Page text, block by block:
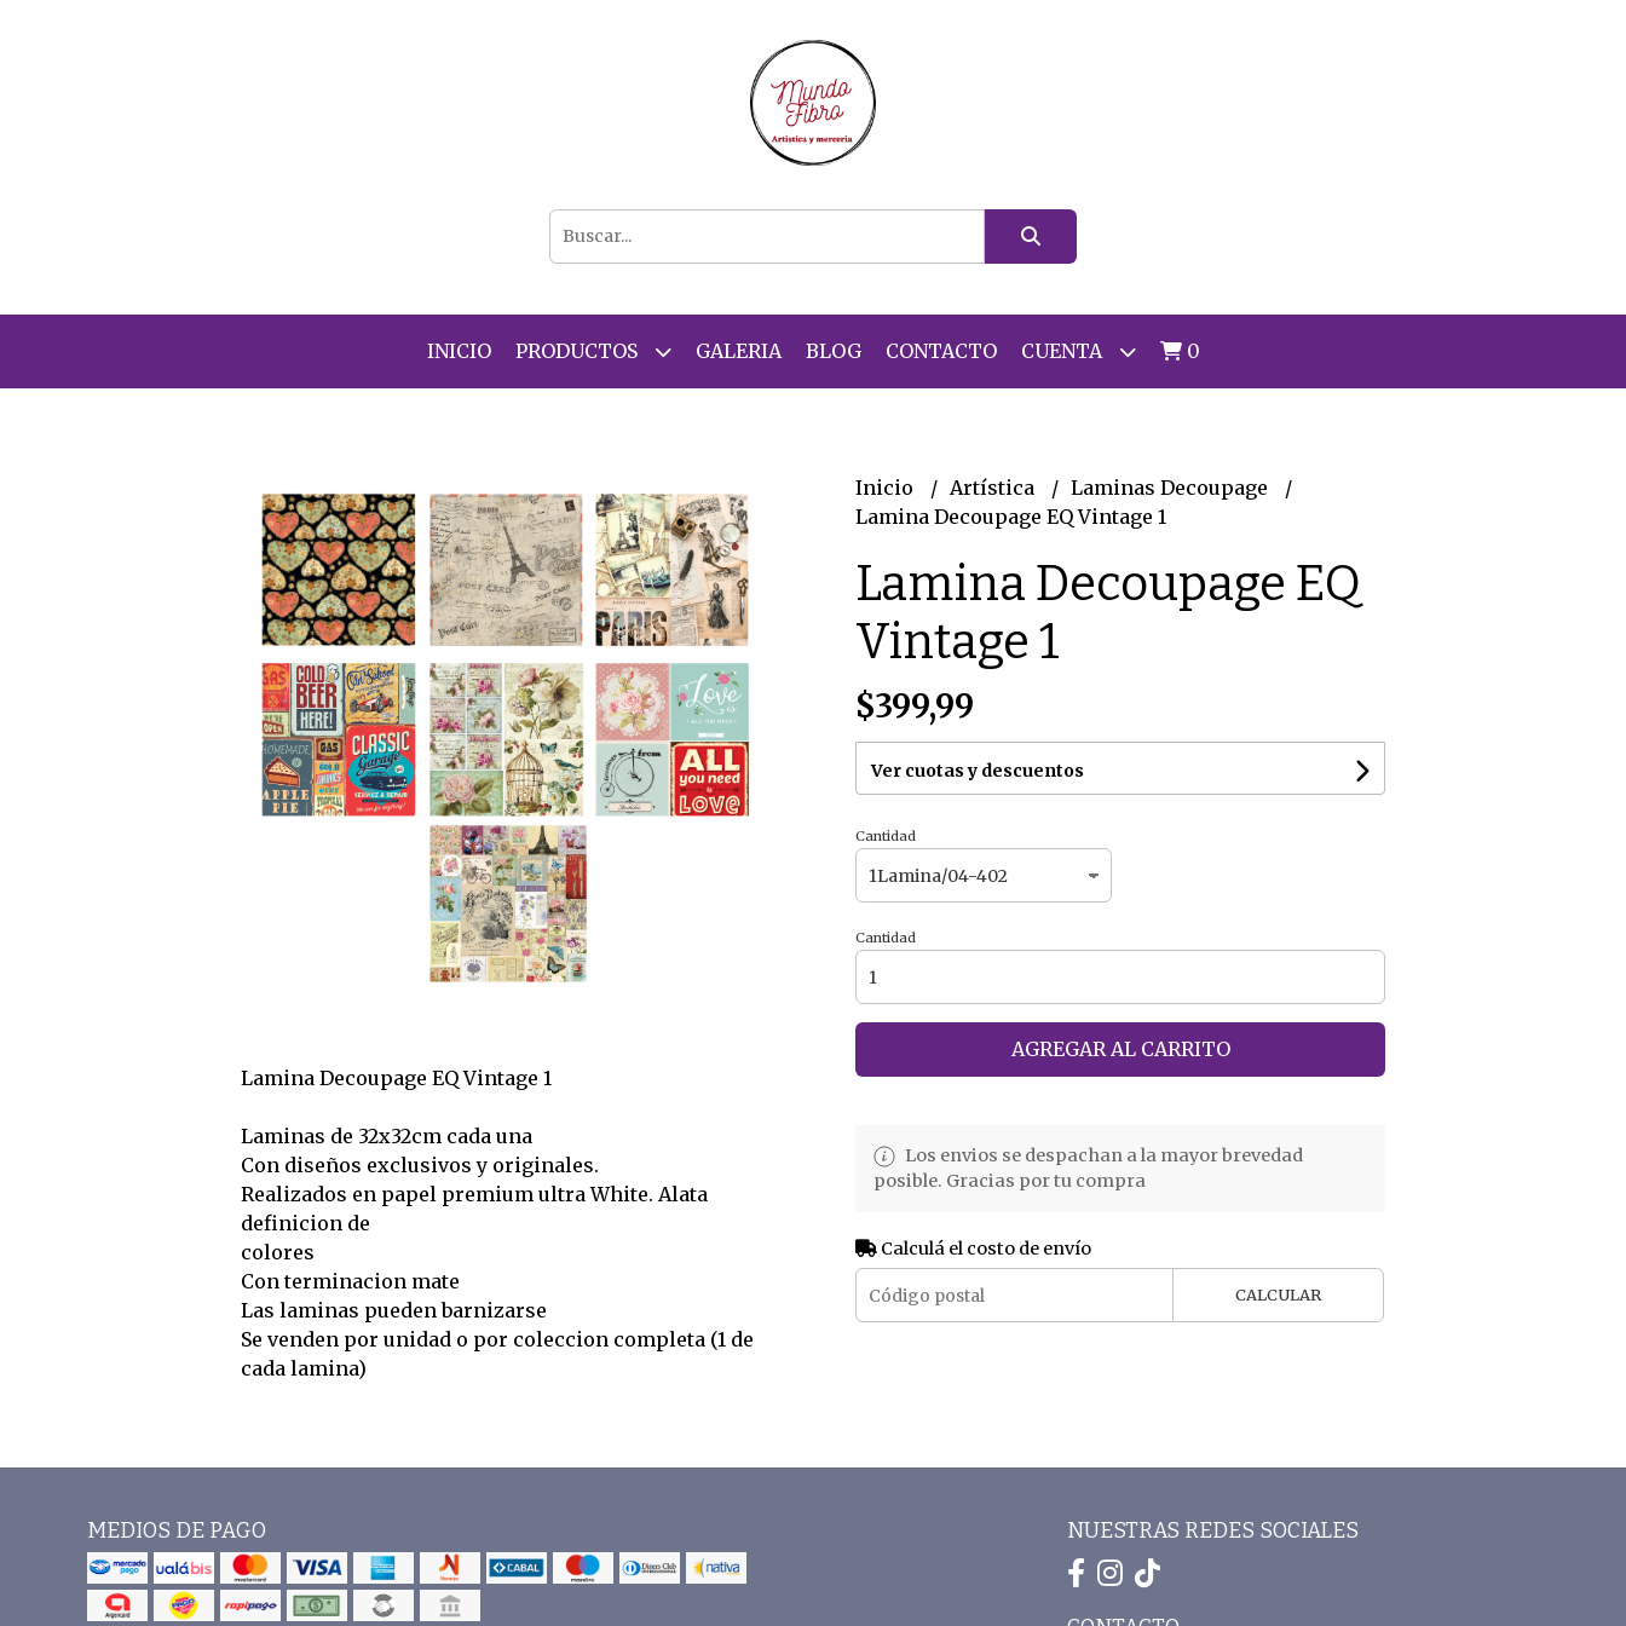
INICIO PRODUCTOS GALERIA BLOG CONTACTO CUENTA 0
Lamina Decoupage EQ Vintage 1
Laminas de 32x32cm cada una
Con diseños exclusivos y originales.
Realizados en papel premium ultra White. Alata
definicion de
colores
Con terminacion mate
Las laminas pueden barnizarse
Se venden por unidad o por coleccion completa (1 de
cada lamina)
Inicio Artística
Laminas Decoupage
Lamina Decoupage EQ Vintage 1
Lamina Decoupage EQ
Vintage 1
$399,99
Ver cuotas y descuentos
Cantidad
Cantidad
AGREGAR AL CARRITO
Los envios se despachan a la mayor brevedad
posible. Gracias por tu compra
Calculá el costo de envío
CALCULAR
MEDIOS DE PAGO NUESTRAS REDES SOCIALES